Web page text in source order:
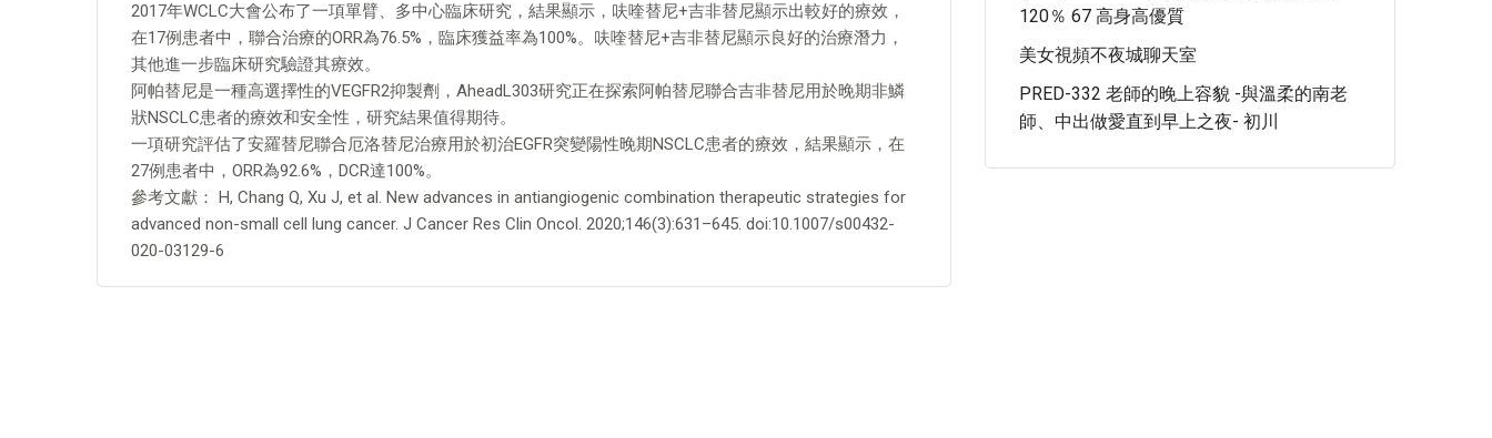
2017年WCLC大會公布了一項單臂、多中心臨床研究，結果顯示，呋喹替尼+吉非替尼顯示出較好的療效，
在17例患者中，聯合治療的ORR為76.5%，臨床獲益率為100%。呋喹替尼+吉非替尼顯示良好的治療潛力，
其他進一步臨床研究驗證其療效。
阿帕替尼是一種高選擇性的VEGFR2抑製劑，AheadL303研究正在探索阿帕替尼聯合吉非替尼用於晚期非鱗
狀NSCLC患者的療效和安全性，研究結果值得期待。
一項研究評估了安羅替尼聯合厄洛替尼治療用於初治EGFR突變陽性晚期NSCLC患者的療效，結果顯示，在
27例患者中，ORR為92.6%，DCR達100%。
參考文獻： H, Chang Q, Xu J, et al. New advances in antiangiogenic combination therapeutic strategies for
advanced non-small cell lung cancer. J Cancer Res Clin Oncol. 2020;146(3):631–645. doi:10.1007/s00432-
020-03129-6
120％ 67 高身高優質
美女視頻不夜城聊天室
PRED-332 老師的晚上容貌 -與溫柔的南老
師、中出做愛直到早上之夜- 初川